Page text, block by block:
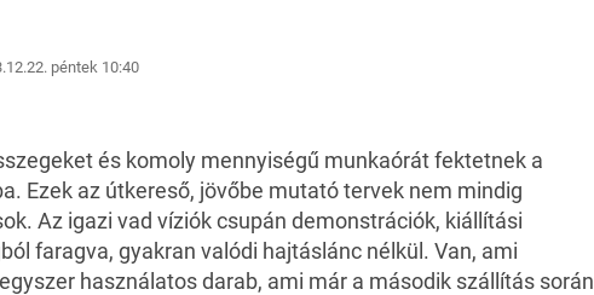
péntek 10:40
és komoly mennyiségű munkaórát fektetnek a
Ezek az útkereső, jövőbe mutató tervek nem mindig
Az igazi vad víziók csupán demonstrációk, kiállítási
faragva, gyakran valódi hajtáslánc nélkül. Van, ami
használatos darab, ami már a második szállítás során